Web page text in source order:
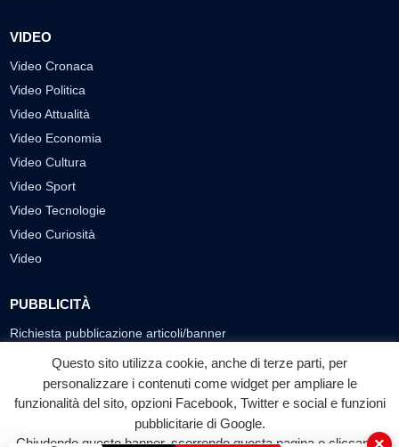
VIDEO
Video Cronaca
Video Politica
Video Attualità
Video Economia
Video Cultura
Video Sport
Video Tecnologie
Video Curiosità
Video
PUBBLICITÀ
Richiesta pubblicazione articoli/banner
SEGUICI SUI SOCIAL
f
Facebook
◎ ▶
YouTube
Questo sito utilizza cookie, anche di terze parti, per
personalizzare i contenuti come widget per ampliare le
funzionalità del sito, opzioni Facebook, Twitter e social e funzioni
pubblicitarie di Google.
Chiudendo questo banner, scorrendo questa pagina o cliccando